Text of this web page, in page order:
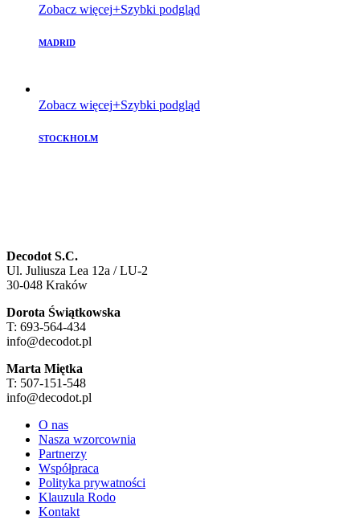
Zobacz więcej Szybki podgląd
MADRID
Zobacz więcej Szybki podgląd
STOCKHOLM
Decodot S.C.
Ul. Juliusza Lea 12a / LU-2
30-048 Kraków
Dorota Świątkowska
T: 693-564-434
info@decodot.pl
Marta Miętka
T: 507-151-548
info@decodot.pl
O nas
Nasza wzorcownia
Partnerzy
Współpraca
Polityka prywatności
Klauzula Rodo
Kontakt